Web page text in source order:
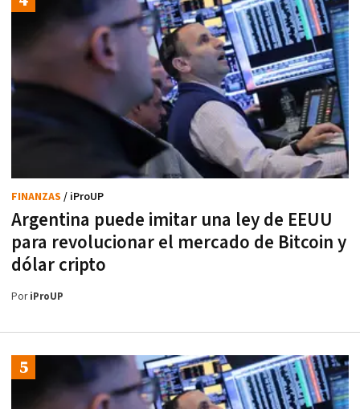
Argentina puede imitar una ley de EEUU
para revolucionar el mercado de Bitcoin y
dólar cripto
FINANZAS / iProUP
PoriProUP